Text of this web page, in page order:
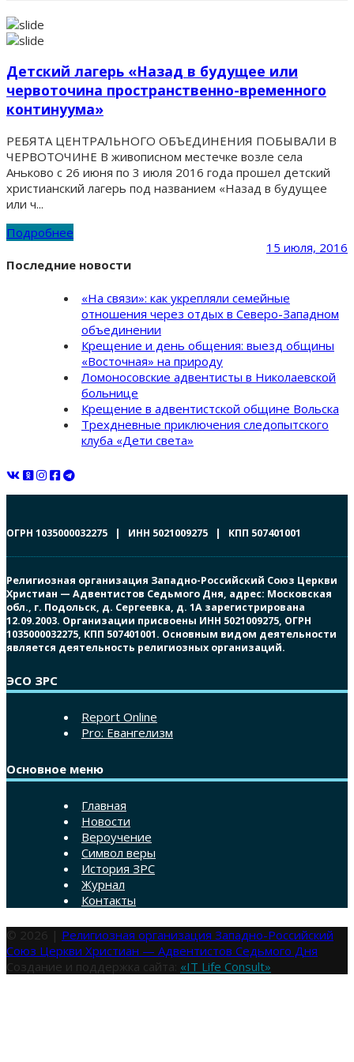
Детский лагерь «Назад в будущее или
червоточина пространственно-временного
континуума»
РЕБЯТА ЦЕНТРАЛЬНОГО ОБЪЕДИНЕНИЯ ПОБЫВАЛИ В
ЧЕРВОТОЧИНЕ В живописном местечке возле села
Аньково с 26 июня по 3 июля 2016 года прошел детский
христианский лагерь под названием «Назад в будущее
или ч...
Подробнее
15 июля, 2016
Последние новости
«На связи»: как укрепляли семейные
отношения через отдых в Северо-Западном
объединении
Крещение и день общения: выезд общины
«Восточная» на природу
Ломоносовские адвентисты в Николаевской
больнице
Крещение в адвентистской общине Вольска
Трехдневные приключения следопытского
клуба «Дети света»
ОГРН 1035000032275 | ИНН 5021009275 | КПП 507401001
Религиозная организация Западно-Российский Союз Церкви
Христиан — Адвентистов Седьмого Дня, адрес: Московская
обл., г. Подольск, д. Сергеевка, д. 1А зарегистрирована
12.09.2003. Организации присвоены ИНН 5021009275, ОГРН
1035000032275, КПП 507401001. Основным видом деятельности
является деятельность религиозных организаций.
ЭСО ЗРС
Report Online
Pro: Евангелизм
Основное меню
Главная
Новости
Вероучение
Символ веры
История ЗРС
Журнал
Контакты
© 2026 | Религиозная организация Западно-Российский
Союз Церкви Христиан — Адвентистов Седьмого Дня
Создание и поддержка сайта: «IT Life Consult»